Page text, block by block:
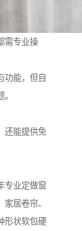
需专业操
功能，但自
还能提供免
专业定做窗
居卷帘、
形状软包硬